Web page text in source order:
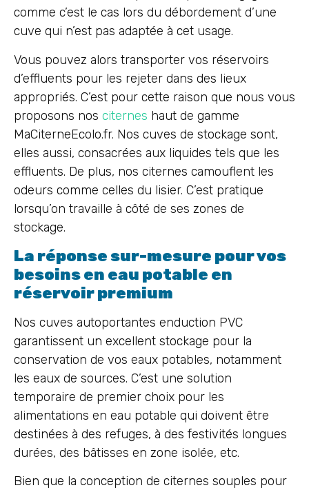
comme c’est le cas lors du débordement d’une
cuve qui n’est pas adaptée à cet usage.
Vous pouvez alors transporter vos réservoirs
d’effluents pour les rejeter dans des lieux
appropriés. C’est pour cette raison que nous vous
proposons nos citernes haut de gamme
MaCiterneEcolo.fr. Nos cuves de stockage sont,
elles aussi, consacrées aux liquides tels que les
effluents. De plus, nos citernes camouflent les
odeurs comme celles du lisier. C’est pratique
lorsqu’on travaille à côté de ses zones de
stockage.
La réponse sur-mesure pour vos
besoins en eau potable en
réservoir premium
Nos cuves autoportantes enduction PVC
garantissent un excellent stockage pour la
conservation de vos eaux potables, notamment
les eaux de sources. C’est une solution
temporaire de premier choix pour les
alimentations en eau potable qui doivent être
destinées à des refuges, à des festivités longues
durées, des bâtisses en zone isolée, etc.
Bien que la conception de citernes souples pour